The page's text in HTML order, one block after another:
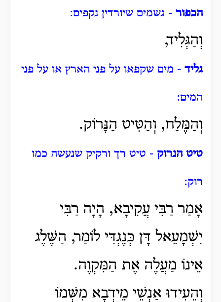
הכפור - גשמים שיורדין נקפים:
וְהַגְּלִיד,
גליד - מים שקפאו על פני הארץ או על פני
המים:
וְהַמֶּלַח, וְהַטִּיט הַנָּרוֹק.
טיט הנרוק - טיט רך ורקיק שנעשה כמו
רוק:
אָמַר רַבִּי עֲקִיבָא, הָיָה רַבִּי
יִשְׁמָעֵאל דָּן כְּנֶגְדִּי לוֹמַר, הַשֶּׁלֶג
אֵינוֹ מַעֲלֶה אֶת הַמִּקְוֶה.
וְהֵעִידוּ אַנְשֵׁי מֵידְבָא מִשְּׁמוֹ